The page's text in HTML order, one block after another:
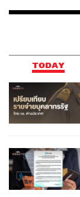
ศาลาว่า
อัครนันท์
กระทรวงศึ
ผู้ว่าราช
TODAY